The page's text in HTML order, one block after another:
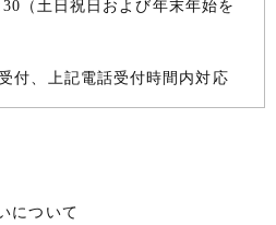
（土日祝日および年末年始を
付、上記電話受付時間内対応
について